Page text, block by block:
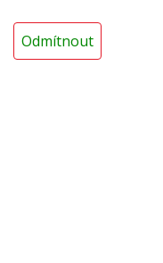
Odmítnoutohebnost a
chemická